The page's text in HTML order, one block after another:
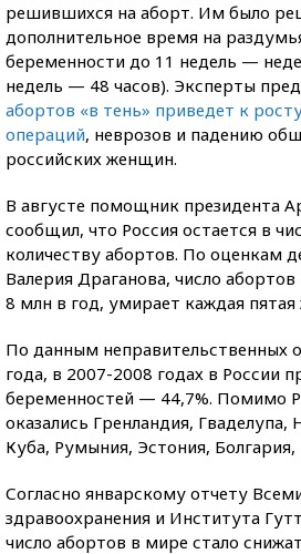
решившихся на аборт. Им было
дополнительное время на
беременности до 11 недель —
недель — 48 часов). Эксперты
абортов «в тень» приведет к
операций, неврозов и падению
российских женщин.
В августе помощник президента
сообщил, что Россия остается в
количеству абортов. По оценкам
Валерия Драганова, число абортов
8 млн в год, умирает каждая
По данным неправительственных
года, в 2007-2008 годах в России
беременностей — 44,7%. Помимо
оказались Гренландия, Гваделупа,
Куба, Румыния, Эстония,
Согласно январскому отчету
здравоохранения и Института
число абортов в мире стало